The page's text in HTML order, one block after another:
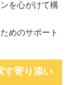
を心がけて構
めのサポート
す寄り添い